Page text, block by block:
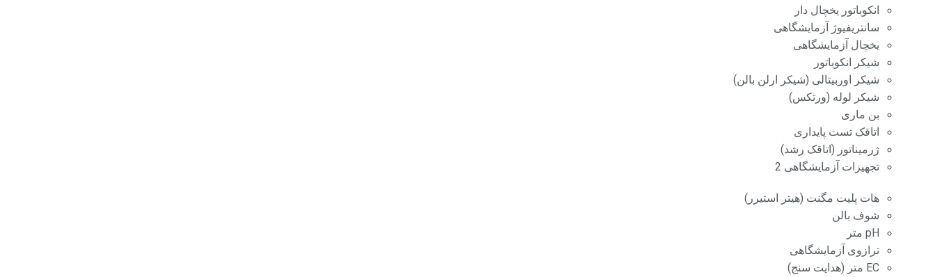
انکوباتور یخچال دار
سانتریفیوژ آزمایشگاهی
یخچال آزمایشگاهی
شیکر انکوباتور
شیکر اوربیتالی (شیکر ارلن بالن)
شیکر لوله (ورتکس)
بن ماری
اتاقک تست پایداری
ژرمیناتور (اتاقک رشد)
تجهیزات آزمایشگاهی 2
هات پلیت مگنت (هیتر استیرر)
شوف بالن
pH متر
ترازوی آزمایشگاهی
EC متر (هدایت سنج)